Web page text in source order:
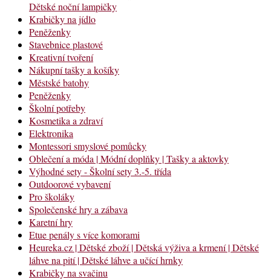
Dětské noční lampičky
Krabičky na jídlo
Peněženky
Stavebnice plastové
Kreativní tvoření
Nákupní tašky a košíky
Městské batohy
Peněženky
Školní potřeby
Kosmetika a zdraví
Elektronika
Montessori smyslové pomůcky
Oblečení a móda | Módní doplňky | Tašky a aktovky
Výhodné sety - Školní sety 3.-5. třída
Outdoorové vybavení
Pro školáky
Společenské hry a zábava
Karetní hry
Etue penály s více komorami
Heureka.cz | Dětské zboží | Dětská výživa a krmení | Dětské
láhve na pití | Dětské láhve a učící hrnky
Krabičky na svačinu